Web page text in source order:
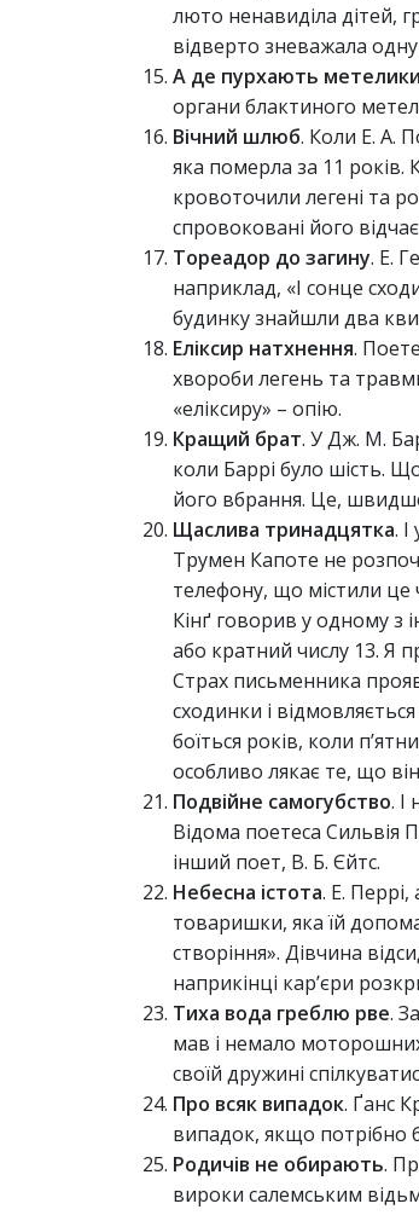
люто ненавиділа дітей,
відверто зневажала
А де пурхають
органи блактиного
Вічний шлюб. Коли Е. А.
яка померла за 11 років.
кровоточили легені та
спровоковані його
Тореадор до загину. Е.
наприклад, «І сонце
будинку знайшли два
Еліксир натхнення.
хвороби легень та
«еліксиру» – опію.
Кращий брат. У Дж. М.
коли Баррі було шість.
його вбрання. Це,
Щаслива тринадцятка.
Трумен Капоте не
телефону, що містили це
Кінґ говорив у одному з
або кратний числу 13. Я
Страх письменника
сходинки і
боїться років, коли
особливо лякає те, що
Подвійне самогубство. І
Відома поетеса Сильвія
інший поет, В. Б. Єйтс.
Небесна істота. Е.
товаришки, яка їй
створіння». Дівчина
наприкінці кар’єри
Тиха вода греблю рве.
мав і немало
своїй дружині
Про всяк випадок. Ґанс
випадок, якщо потрібно
Родичів не обирають.
вироки салемським